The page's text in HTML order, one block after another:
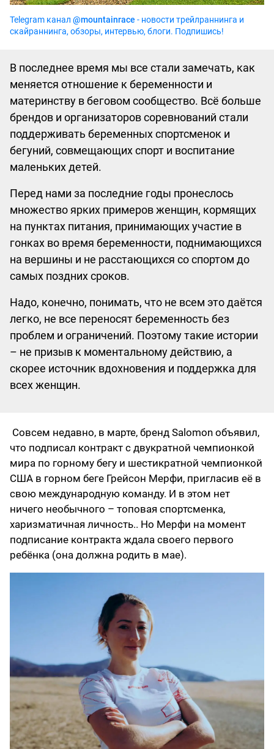
Telegram канал @mountainrace - новости трейлраннинга и
скайраннинга, обзоры, интервью, блоги. Подпишись!
В последнее время мы все стали замечать, как
меняется отношение к беременности и
материнству в беговом сообщество. Всё больше
брендов и организаторов соревнований стали
поддерживать беременных спортсменок и
бегуний, совмещающих спорт и воспитание
маленьких детей.
Перед нами за последние годы пронеслось
множество ярких примеров женщин, кормящих
на пунктах питания, принимающих участие в
гонках во время беременности, поднимающихся
на вершины и не расстающихся со спортом до
самых поздних сроков.
Надо, конечно, понимать, что не всем это даётся
легко, не все переносят беременность без
проблем и ограничений. Поэтому такие истории
– не призыв к моментальному действию, а
скорее источник вдохновения и поддержка для
всех женщин.
Совсем недавно, в марте, бренд Salomon объявил,
что подписал контракт с двукратной чемпионкой
мира по горному бегу и шестикратной чемпионкой
США в горном беге Грейсон Мерфи, пригласив её в
свою международную команду. И в этом нет
ничего необычного – топовая спортсменка,
харизматичная личность.. Но Мерфи на момент
подписание контракта ждала своего первого
ребёнка (она должна родить в мае).